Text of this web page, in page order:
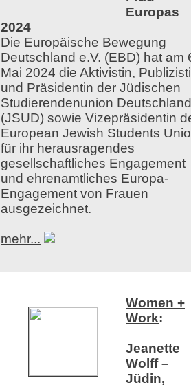
Europas
2024
Die Europäische Bewegung
Deutschland e.V. (EBD) hat am
Mai 2024 die Aktivistin,
und Präsidentin der Jüdischen
Studierendenunion
(JSUD) sowie Vizepräsidentin
European Jewish Students
für ihr herausragendes
gesellschaftliches Engagement
und ehrenamtliches Europa-
Engagement von Frauen
ausgezeichnet.
mehr...
Women +
Work:
Jeanette
Wolff –
Jüdin,